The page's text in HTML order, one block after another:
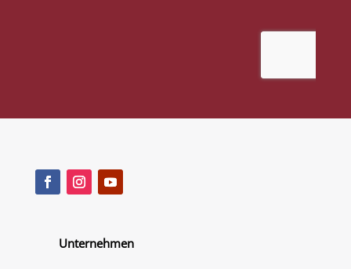
Unternehmen